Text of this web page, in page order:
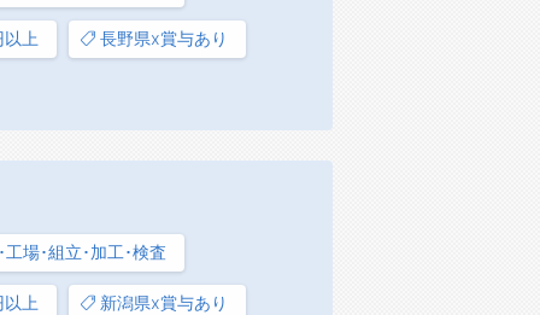
以上 長野県x賞与あり
場･組立･加工･検査
上 新潟県x賞与あり